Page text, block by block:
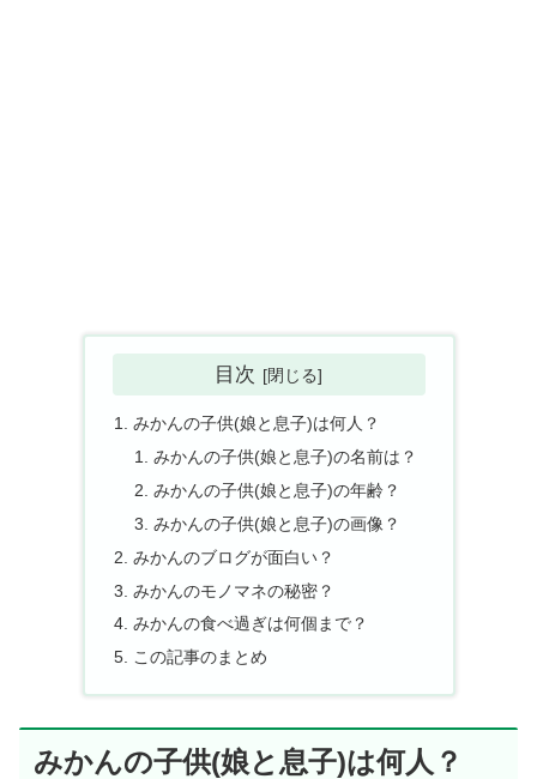
目次
みかんの子供(娘と息子)は何人？
みかんの子供(娘と息子)の名前は？
みかんの子供(娘と息子)の年齢？
みかんの子供(娘と息子)の画像？
みかんのブログが面白い？
みかんのモノマネの秘密？
みかんの食べ過ぎは何個まで？
この記事のまとめ
みかんの子供(娘と息子)は何人？